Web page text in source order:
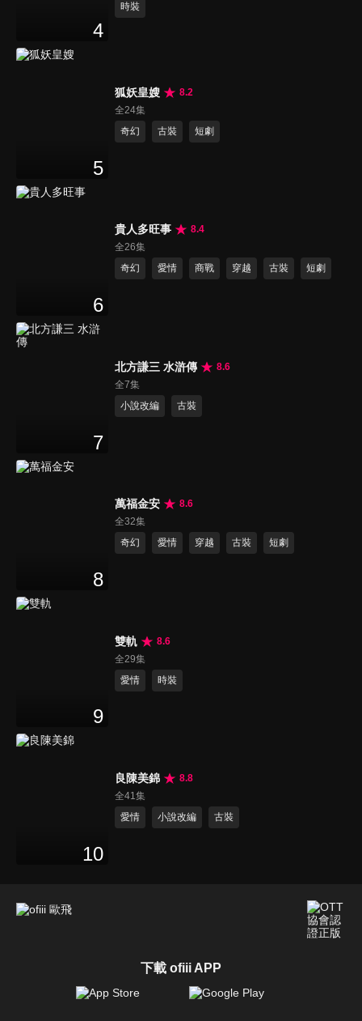
4
時裝
5
狐妖皇嫂
8.2
全24集
奇幻
古裝 短劇
6
貴人多旺事
8.4
全26集
奇幻
愛情 商戰 穿越 古裝 短劇
7
北方謙三 水滸傳
8.6
全7集
小說改編
古裝
8
萬福金安
8.6
全32集
奇幻
愛情 穿越 古裝 短劇
9
雙軌
8.6
全29集
愛情
時裝
10
良陳美錦
8.8
全41集
愛情
小說改編 古裝
下載 ofiii APP